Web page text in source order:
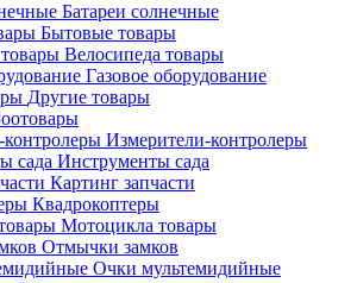
Батареи солнечные
Бытовые товары
Велосипеда товары
Газовое оборудование
Другие товары
Измерители-контролеры
Инструменты сада
Картинг запчасти
Квадрокоптеры
Мотоцикла товары
Отмычки замков
Очки мультемидийные